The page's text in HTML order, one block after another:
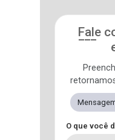
Fale
O que você